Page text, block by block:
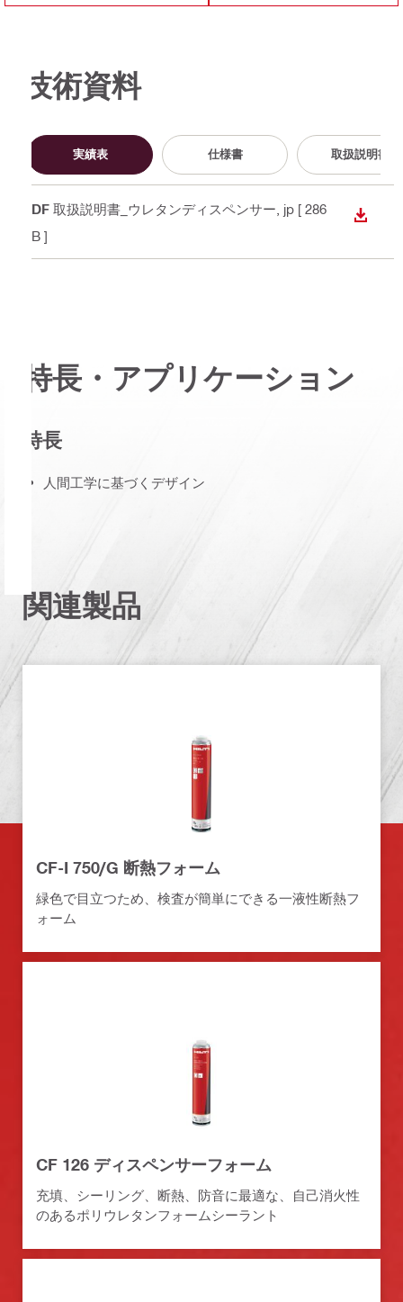
技術資料
実績表 仕様書 取扱説明書
PDF 取扱説明書_ウレタンディスペンサー , jp [ 286
KB ]
ダウン
特長・アプリケーション
特長
人間工学に基づくデザイン
関連製品
CF-I 750/G 断熱フォーム
緑色で目立つため、検査が簡単にできる一液性断熱フ
ォーム
CF 126 ディスペンサーフォーム
充填、シーリング、断熱、防音に最適な、自己消火性
のあるポリウレタンフォームシーラント